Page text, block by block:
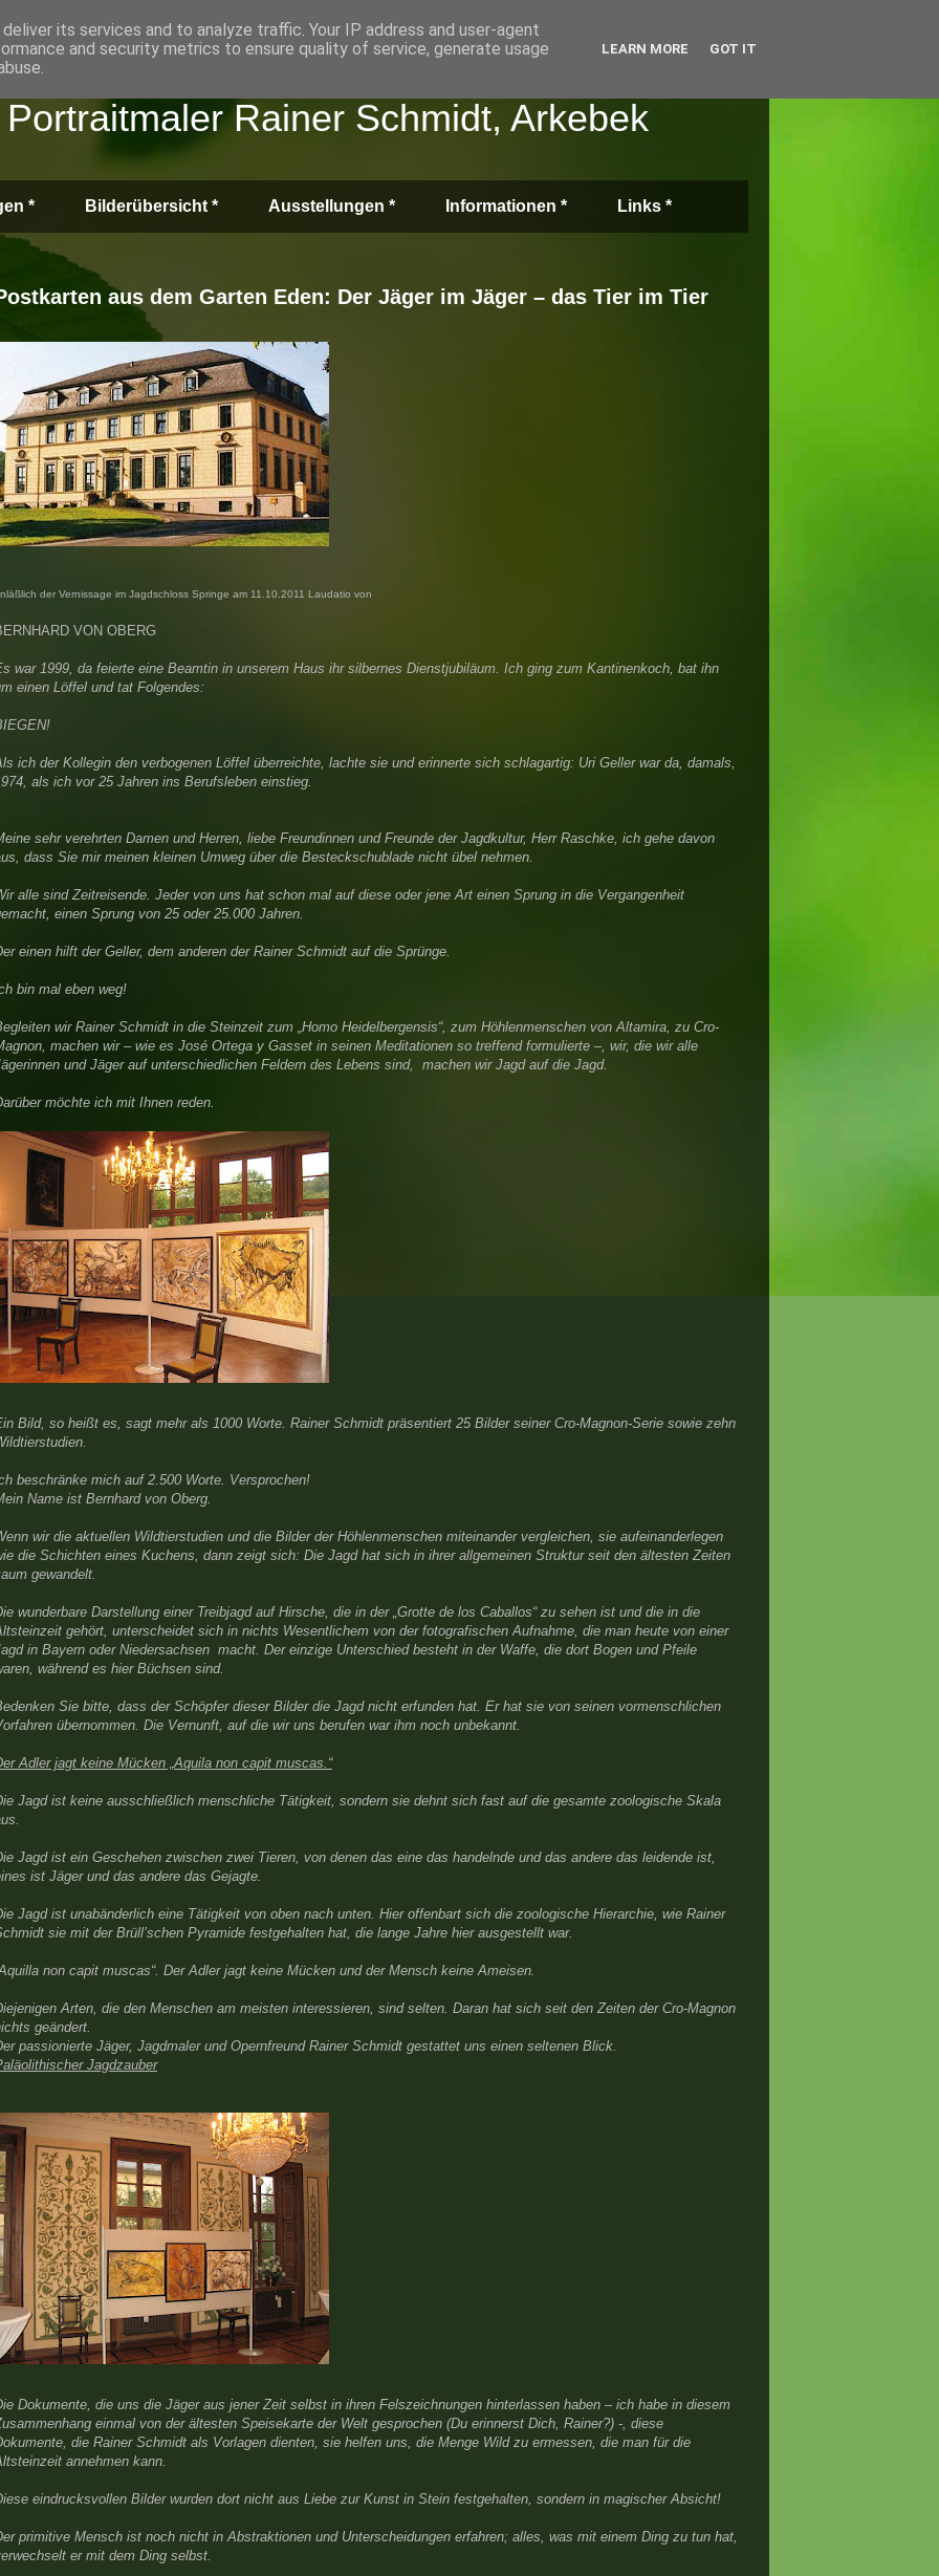
Rainer Schmidt, Arkebek
* Bilderübersicht * Ausstellungen * Informationen * Links *
aus dem Garten Eden: Der Jäger im Jäger – das Tier im Tier
der Vernissage im Jagdschloss Springe am 11.10.2011 Laudatio von
VON OBERG
war 1999, da feierte eine Beamtin in unserem Haus ihr silbernes Dienstjubiläum. Ich ging zum Kantinenkoch, bat ihn
einen Löffel und tat Folgendes:
ich der Kollegin den verbogenen Löffel überreichte, lachte sie und erinnerte sich schlagartig: Uri Geller war da, damals,
als ich vor 25 Jahren ins Berufsleben einstieg.
sehr verehrten Damen und Herren, liebe Freundinnen und Freunde der Jagdkultur, Herr Raschke, ich gehe davon
dass Sie mir meinen kleinen Umweg über die Besteckschublade nicht übel nehmen.
alle sind Zeitreisende. Jeder von uns hat schon mal auf diese oder jene Art einen Sprung in die Vergangenheit
einen Sprung von 25 oder 25.000 Jahren.
einen hilft der Geller, dem anderen der Rainer Schmidt auf die Sprünge.
bin mal eben weg!
wir Rainer Schmidt in die Steinzeit zum „Homo Heidelbergensis“, zum Höhlenmenschen von Altamira, zu Cro-
machen wir – wie es José Ortega y Gasset in seinen Meditationen so treffend formulierte –, wir, die wir alle
und Jäger auf unterschiedlichen Feldern des Lebens sind, machen wir Jagd auf die Jagd.
möchte ich mit Ihnen reden.
Bild, so heißt es, sagt mehr als 1000 Worte. Rainer Schmidt präsentiert 25 Bilder seiner Cro-Magnon-Serie sowie zehn
beschränke mich auf 2.500 Worte. Versprochen!
Name ist Bernhard von Oberg.
wir die aktuellen Wildtierstudien und die Bilder der Höhlenmenschen miteinander vergleichen, sie aufeinanderlegen
die Schichten eines Kuchens, dann zeigt sich: Die Jagd hat sich in ihrer allgemeinen Struktur seit den ältesten Zeiten
gewandelt.
wunderbare Darstellung einer Treibjagd auf Hirsche, die in der „Grotte de los Caballos“ zu sehen ist und die in die
gehört, unterscheidet sich in nichts Wesentlichem von der fotografischen Aufnahme, die man heute von einer
in Bayern oder Niedersachsen macht. Der einzige Unterschied besteht in der Waffe, die dort Bogen und Pfeile
während es hier Büchsen sind.
Sie bitte, dass der Schöpfer dieser Bilder die Jagd nicht erfunden hat. Er hat sie von seinen vormenschlichen
übernommen. Die Vernunft, auf die wir uns berufen war ihm noch unbekannt.
Adler jagt keine Mücken „Aquila non capit muscas.“
Jagd ist keine ausschließlich menschliche Tätigkeit, sondern sie dehnt sich fast auf die gesamte zoologische Skala
Jagd ist ein Geschehen zwischen zwei Tieren, von denen das eine das handelnde und das andere das leidende ist,
ist Jäger und das andere das Gejagte.
Jagd ist unabänderlich eine Tätigkeit von oben nach unten. Hier offenbart sich die zoologische Hierarchie, wie Rainer
sie mit der Brüll’schen Pyramide festgehalten hat, die lange Jahre hier ausgestellt war.
non capit muscas“. Der Adler jagt keine Mücken und der Mensch keine Ameisen.
Arten, die den Menschen am meisten interessieren, sind selten. Daran hat sich seit den Zeiten der Cro-Magnon
geändert.
passionierte Jäger, Jagdmaler und Opernfreund Rainer Schmidt gestattet uns einen seltenen Blick.
Jagdzauber
Dokumente, die uns die Jäger aus jener Zeit selbst in ihren Felszeichnungen hinterlassen haben – ich habe in diesem
einmal von der ältesten Speisekarte der Welt gesprochen (Du erinnerst Dich, Rainer?) -, diese
die Rainer Schmidt als Vorlagen dienten, sie helfen uns, die Menge Wild zu ermessen, die man für die
annehmen kann.
eindrucksvollen Bilder wurden dort nicht aus Liebe zur Kunst in Stein festgehalten, sondern in magischer Absicht!
primitive Mensch ist noch nicht in Abstraktionen und Unterscheidungen erfahren; alles, was mit einem Ding zu tun hat,
er mit dem Ding selbst.
its services and to analyze traffic. Your IP address and user-agent
and security metrics to ensure quality of service, generate usage
LEARN MORE GOT IT